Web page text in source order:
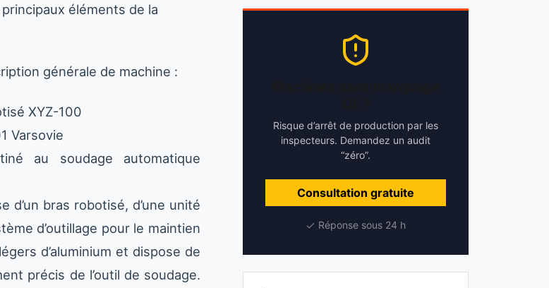
éléments de la
générale de machine :
XYZ-100
Varsovie
au soudage automatique
d’un bras robotisé, d’une unité
d’outillage pour le maintien
d’aluminium et dispose de
précis de l’outil de soudage.
Risque d’arrêt de production par les
inspecteurs. Demandez un audit
“zéro”.
Consultation gratuite
Réponse sous 24 h